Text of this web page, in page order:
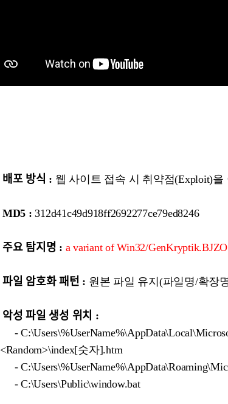
배포 방식 : 웹 사이트 접속 시 취약점(Exploit)을
MD5 : 312d41c49d918ff2692277ce79ed8246
주요 탐지명 : a variant of Win32/GenKryptik.BJZO
파일 암호화 패턴 : 원본 파일 유지(파일명/확장
악성 파일 생성 위치 :
-
<Random>\index[숫자].htm
-
- C:\Users\Public\window.bat